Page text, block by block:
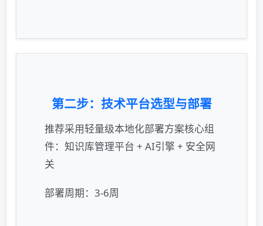
第二步：技术平台选型与部署
推荐采用轻量级本地化部署方案核心组
件：知识库管理平台 + AI引擎 + 安全网
关
部署周期：3-6周